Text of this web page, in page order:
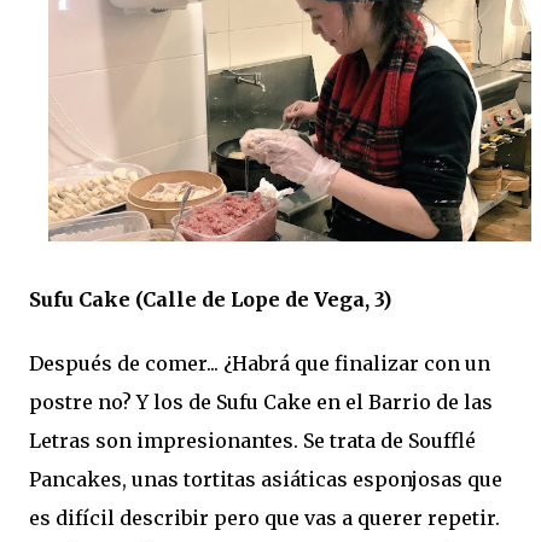
Sufu Cake (Calle de Lope de Vega, 3)
Después de comer... ¿Habrá que finalizar con un
postre no? Y los de Sufu Cake en el Barrio de las
Letras son impresionantes. Se trata de Soufflé
Pancakes, unas tortitas asiáticas esponjosas que
es difícil describir pero que vas a querer repetir.